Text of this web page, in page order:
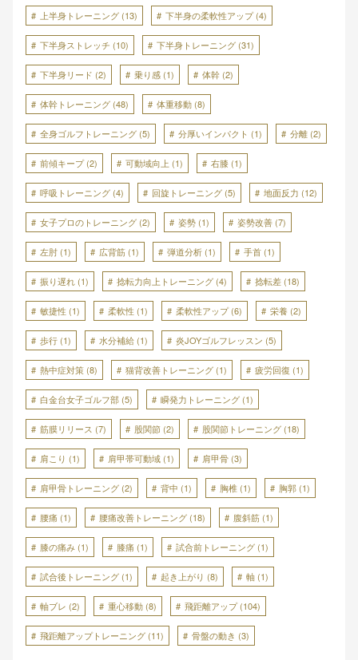
上半身トレーニング (13) 下半身の柔軟性アップ(4)
下半身ストレッチ (10) 下半身トレーニング (31)
下半身リード (2) 乗り感 (1) 体幹 (2)
体幹トレーニング (48) 体重移動 (8)
全身ゴルフトレーニング (5) 分厚いインパクト (1) 分離 (2)
前傾キープ(2) 可動域向上 (1) 右膝 (1)
呼吸トレーニング (4) 回旋トレーニング (5) 地面反力 (12)
女子プロのトレーニング (2) 姿勢 (1) 姿勢改善 (7)
左肘 (1) 広背筋 (1) 弾道分析 (1) 手首 (1)
振り遅れ (1) 捻転力向上トレーニング (4) 捻転差 (18)
敏捷性 (1) 柔軟性 (1) 柔軟性アップ(6) 栄養 (2)
歩行 (1) 水分補給 (1) 炎JOYゴルフレッスン (5)
熱中症対策 (8) 猫背改善トレーニング (1) 疲労回復 (1)
白金台女子ゴルフ部 (5) 瞬発力トレーニング (1)
筋膜リリース (7) 股関節 (2) 股関節トレーニング (18)
肩こり (1) 肩甲帯可動域 (1) 肩甲骨 (3)
肩甲骨トレーニング (2) 背中 (1) 胸椎 (1) 胸郭 (1)
腰痛 (1) 腰痛改善トレーニング (18) 腹斜筋 (1)
膝の痛み (1) 膝痛 (1) 試合前トレーニング (1)
試合後トレーニング (1) 起き上がり (8) 軸 (1)
軸ブレ (2) 重心移動 (8) 飛距離アップ(104)
飛距離アップトレーニング (11) 骨盤の動き (3)